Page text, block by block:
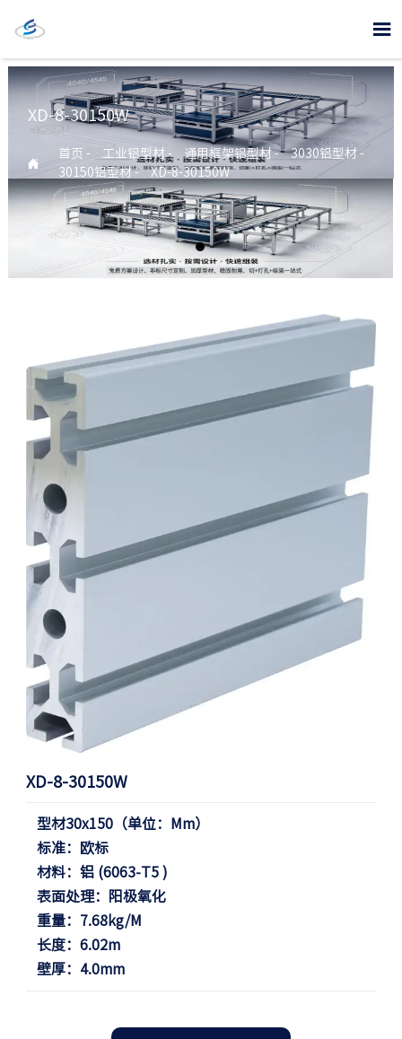

XD-8-30150W

首页 - 工业铝型材- 通用框架铝型材- 3030铝型材-
30150铝型材- XD-8-30150W
XD-8-30150W
型材30x150（单位：mm）
标准：欧标
材料：铝 (6063-T5 )
表面处理：阳极氧化
重量：7.68kg/m
长度：6.02m
壁厚：4.0mm